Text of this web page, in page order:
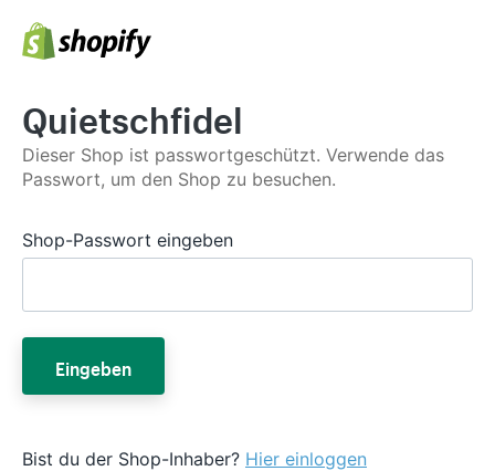
Quietschfidel
Dieser Shop ist passwortgeschützt. Verwende das
Passwort, um den Shop zu besuchen.
Shop-Passwort eingeben
Eingeben
Bist du der Shop-Inhaber? Hier einloggen